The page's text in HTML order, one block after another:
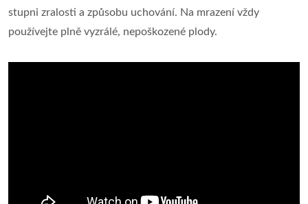
stupni zralosti a způsobu uchování. Na mrazení vždy
používejte plně vyzrálé, nepoškozené plody.